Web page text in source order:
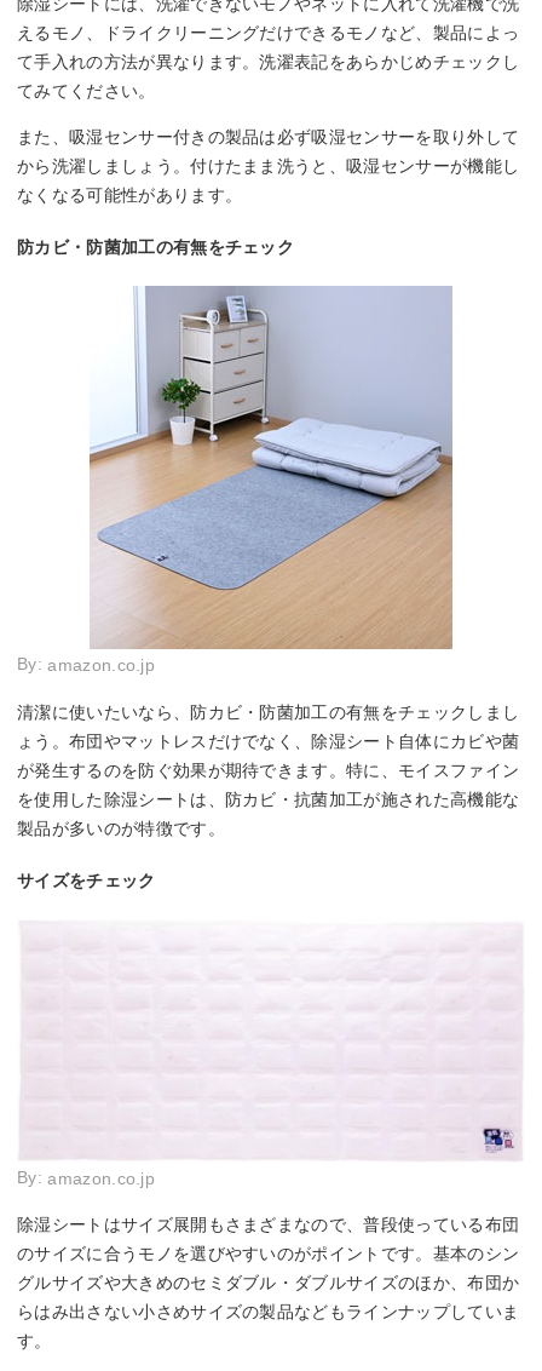
除湿シートには、洗濯できないモノやネットに入れて洗濯機で洗
えるモノ、ドライクリーニングだけできるモノなど、製品によっ
て手入れの方法が異なります。洗濯表記をあらかじめチェックし
てみてください。
また、吸湿センサー付きの製品は必ず吸湿センサーを取り外して
から洗濯しましょう。付けたまま洗うと、吸湿センサーが機能し
なくなる可能性があります。
防カビ・防菌加工の有無をチェック
By:amazon.co.jp
清潔に使いたいなら、防カビ・防菌加工の有無をチェックしまし
ょう。布団やマットレスだけでなく、除湿シート自体にカビや菌
が発生するのを防ぐ効果が期待できます。特に、モイスファイン
を使用した除湿シートは、防カビ・抗菌加工が施された高機能な
製品が多いのが特徴です。
サイズをチェック
By:amazon.co.jp
除湿シートはサイズ展開もさまざまなので、普段使っている布団
のサイズに合うモノを選びやすいのがポイントです。基本のシン
グルサイズや大きめのセミダブル・ダブルサイズのほか、布団か
らはみ出さない小さめサイズの製品などもラインナップしていま
す。